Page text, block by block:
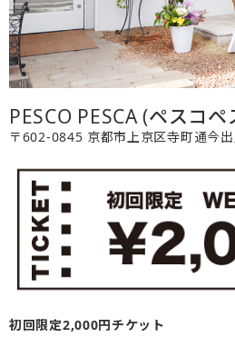
PESCO PESCA (ペスコペ
〒602-0845 京都市上京区寺町通今
初回限定2,000円チケット